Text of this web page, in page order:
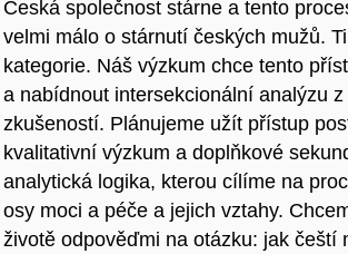
Česká společnost stárne a tento
velmi málo o stárnutí českých mužů.
kategorie. Náš výzkum chce tento
a nabídnout intersekcionální analýzu
zkušeností. Plánujeme užít přístup
kvalitativní výzkum a doplňkové
analytická logika, kterou cílíme na
osy moci a péče a jejich vztahy.
životě odpověďmi na otázku: jak čeští